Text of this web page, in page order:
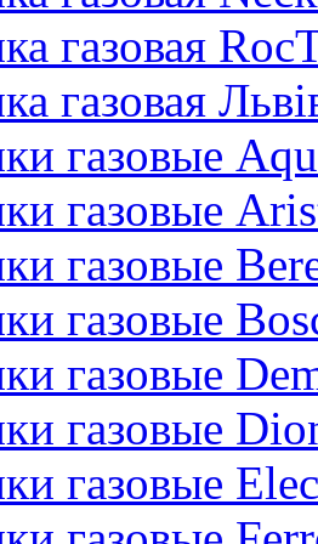
газовая
газовая
газовые
газовые
газовые
газовые
газовые
газовые
газовые